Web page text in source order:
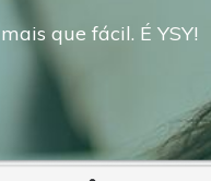
que fácil. É YSY!